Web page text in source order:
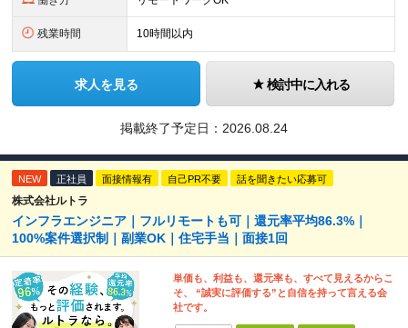
残業時間 10時間以内
求人を見る 検討中に入れる
掲載終了予定日： 2026.08.24
NEW 正社員 面接情報有 自己PR不要 話を聞きたい応募可
株式会社ルトラ
インフラエンジニア｜フルリモートも可｜還元率平均86.3%｜
100%案件選択制｜副業OK｜住宅手当｜面接1回
単価も、利益も、還元率も、すべて見えるからこ
そ、 “誠実に評価する”と自信を持って言える会
社です。